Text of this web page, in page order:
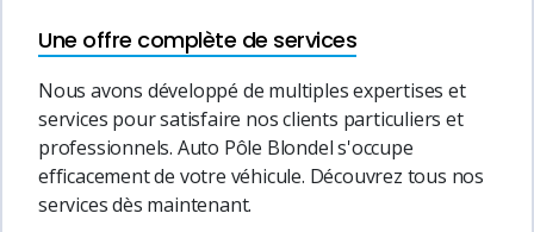
Une offre complète de services
Nous avons développé de multiples expertises et
services pour satisfaire nos clients particuliers et
professionnels. Auto Pôle Blondel s'occupe
efficacement de votre véhicule. Découvrez tous nos
services dès maintenant.